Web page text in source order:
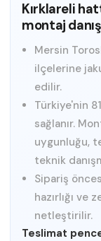
Kırklareli
montaj
Mersin
ilçelerine
edilir.
Türkiye'nin
sağlanır.
uygunluğu,
teknik
Sipariş
hazırlığı ve
netleştirilir.
Teslimat